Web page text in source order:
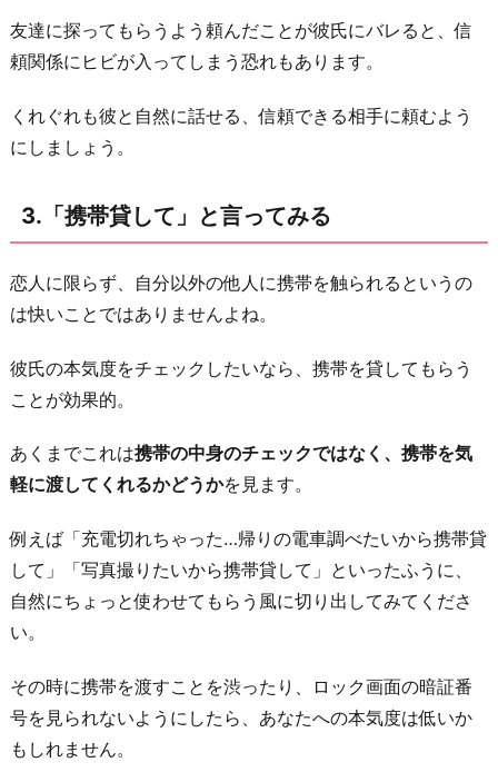
た
め
相
談
す
る
6.
話
し
こ
と
も
う
一
話
す
7.
友達に探ってもらうよう頼んだことが彼氏にバレると、信
頼関係にヒビが入ってしまう恐れもあります。
くれぐれも彼と自然に話せる、信頼できる相手に頼むよう
にしましょう。
3.「携帯貸して」と言ってみる
恋人に限らず、自分以外の他人に携帯を触られるというの
は快いことではありませんよね。
彼氏の本気度をチェックしたいなら、携帯を貸してもらう
ことが効果的。
あくまでこれは携帯の中身のチェックではなく、携帯を気
軽に渡してくれるかどうかを見ます。
例えば「充電切れちゃった…帰りの電車調べたいから携帯貸
して」「写真撮りたいから携帯貸して」といったふうに、
自然にちょっと使わせてもらう風に切り出してみてくださ
い。
その時に携帯を渡すことを渋ったり、ロック画面の暗証番
号を見られないようにしたら、あなたへの本気度は低いか
もしれません。